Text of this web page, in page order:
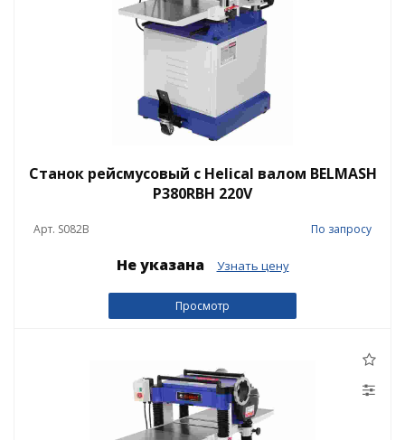
Станок рейсмусовый c Helical валом BELMASH
P380RBH 220V
Арт. S082B По запросу
Не указана Узнать цену
Просмотр